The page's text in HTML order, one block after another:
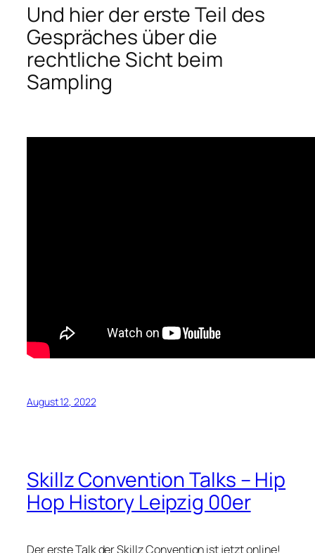
Und hier der erste Teil des
Gespräches über die
rechtliche Sicht beim
Sampling
August 12, 2022
Skillz Convention Talks – Hip
Hop History Leipzig 00er
Der erste Talk der Skillz Convention ist jetzt online!